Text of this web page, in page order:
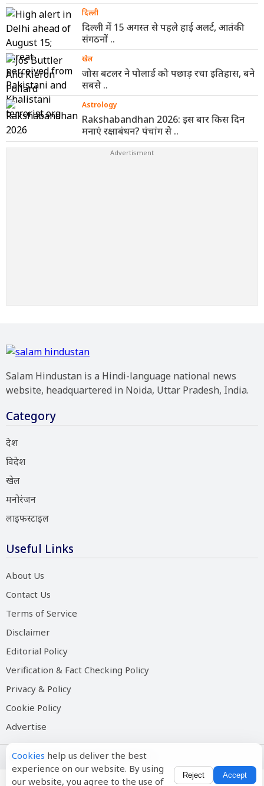
दिल्ली
दिल्ली में 15 अगस्त से पहले हाई अलर्ट, आतंकी
संगठनों ..
खेल
जोस बटलर ने पोलार्ड को पछाड़ रचा इतिहास, बने
सबसे ..
Astrology
Rakshabandhan 2026: इस बार किस दिन
मनाएं रक्षाबंधन? पंचांग से ..
Salam Hindustan is a Hindi-language national news
website, headquartered in Noida, Uttar Pradesh, India.
Category
देश
विदेश
खेल
मनोरंजन
लाइफस्टाइल
Useful Links
About Us
Contact Us
Terms of Service
Disclaimer
Editorial Policy
Verification & Fact Checking Policy
Privacy & Policy
Cookie Policy
Advertise
Copyright © 2026 Salam Hindustan
Cookies help us deliver the best
experience on our website. By using
our website, you agree to the use of
Reject Accept